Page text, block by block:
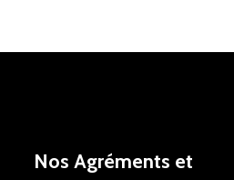
Nos Agréments et